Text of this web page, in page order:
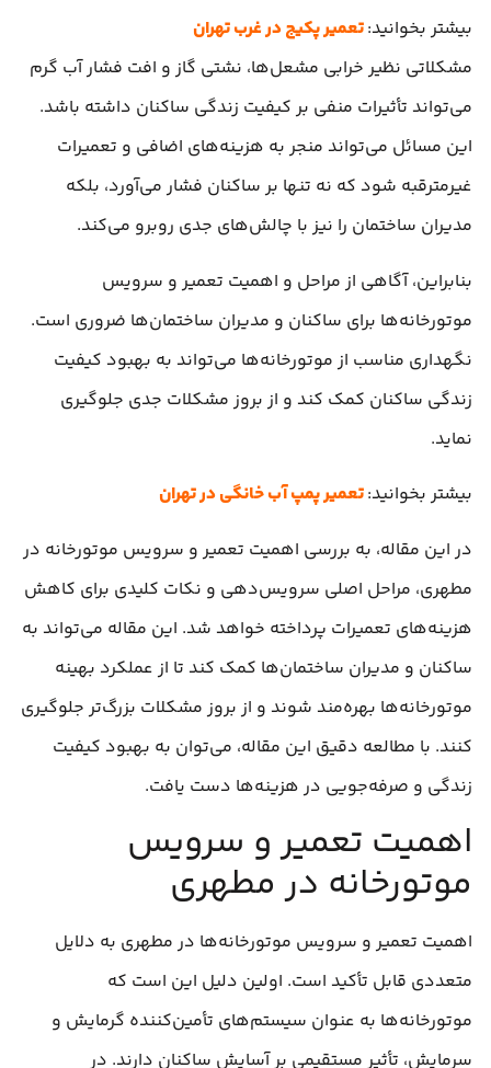
بیشتر بخوانید:تعمیر پکیج در غرب تهران
مشکلاتی نظیر خرابی مشعل‌ها، نشتی گاز و افت فشار آب گرم
می‌تواند تأثیرات منفی بر کیفیت زندگی ساکنان داشته باشد.
این مسائل می‌تواند منجر به هزینه‌های اضافی و تعمیرات
غیرمترقبه شود که نه تنها بر ساکنان فشار می‌آورد، بلکه
مدیران ساختمان را نیز با چالش‌های جدی روبرو می‌کند.
بنابراین، آگاهی از مراحل و اهمیت تعمیر و سرویس
موتورخانه‌ها برای ساکنان و مدیران ساختمان‌ها ضروری است.
نگهداری مناسب از موتورخانه‌ها می‌تواند به بهبود کیفیت
زندگی ساکنان کمک کند و از بروز مشکلات جدی جلوگیری
نماید.
بیشتر بخوانید:تعمیر پمپ آب خانگی در تهران
در این مقاله، به بررسی اهمیت تعمیر و سرویس موتورخانه در
مطهری، مراحل اصلی سرویس‌دهی و نکات کلیدی برای کاهش
هزینه‌های تعمیرات پرداخته خواهد شد. این مقاله می‌تواند به
ساکنان و مدیران ساختمان‌ها کمک کند تا از عملکرد بهینه
موتورخانه‌ها بهره‌مند شوند و از بروز مشکلات بزرگ‌تر جلوگیری
کنند. با مطالعه دقیق این مقاله، می‌توان به بهبود کیفیت
زندگی و صرفه‌جویی در هزینه‌ها دست یافت.
اهمیت تعمیر و سرویس
موتورخانه در مطهری
اهمیت تعمیر و سرویس موتورخانه‌ها در مطهری به دلایل
متعددی قابل تأکید است. اولین دلیل این است که
موتورخانه‌ها به عنوان سیستم‌های تأمین‌کننده گرمایش و
سرمایش، تأثیر مستقیمی بر آسایش ساکنان دارند. در